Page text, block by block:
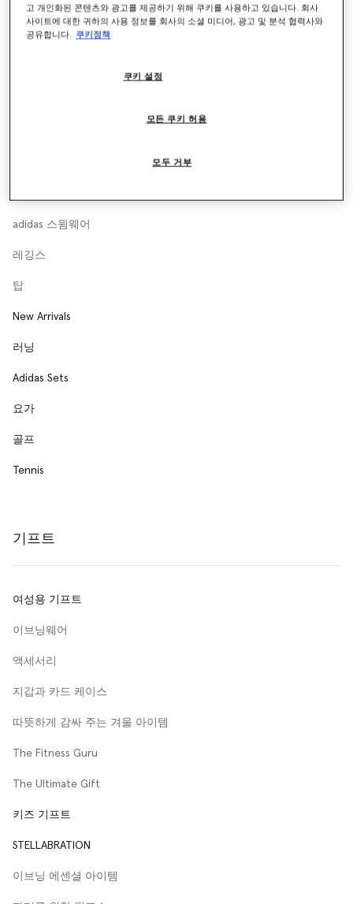
액세서리
조거 및 운동복
adidas 스윔웨어
레깅스
탑
New Arrivals
러닝
Adidas Sets
요가
골프
Tennis
기프트
여성용 기프트
이브닝웨어
액세서리
지갑과 카드 케이스
따뜻하게 감싸 주는 겨울 아이템
The Fitness Guru
The Ultimate Gift
키즈 기프트
STELLABRATION
이브닝 에센셜 아이템
고 개인화된 콘텐츠와 광고를 제공하기 위해 쿠키를 사용하고 있습니다. 회사
사이트에 대한 귀하의 사용 정보를 회사의 소셜 미디어, 광고 및 분석 협력사와
공유합니다.
쿠키정책
쿠키 설정
모두 거부
모든 쿠키 허용